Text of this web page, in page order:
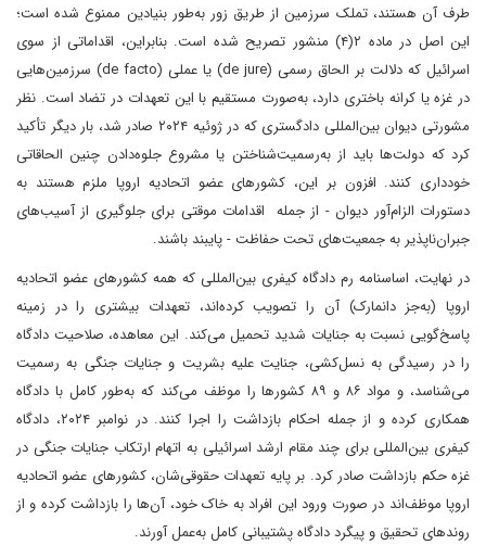
طرف آن هستند، تملک سرزمین از طریق زور به‌طور بنیادین ممنوع شده است؛
این اصل در ماده ۲(۴) منشور تصریح شده است. بنابراین، اقداماتی از سوی
اسرائیل که دلالت بر الحاق رسمی (de jure) یا عملی (de facto) سرزمین‌هایی
در غزه یا کرانه باختری دارد، به‌صورت مستقیم با این تعهدات در تضاد است. نظر
مشورتی دیوان بین‌المللی دادگستری که در ژوئیه ۲۰۲۴ صادر شد، بار دیگر تأکید
کرد که دولت‌ها باید از به‌رسمیت‌شناختن یا مشروع‌ جلوه‌دادن چنین الحاقاتی
خودداری کنند. افزون بر این، کشورهای عضو اتحادیه اروپا ملزم هستند به
دستورات الزام‌آور دیوان - از جمله اقدامات موقتی برای جلوگیری از آسیب‌های
جبران‌ناپذیر به جمعیت‌های تحت حفاظت - پایبند باشند.
در نهایت، اساسنامه رم دادگاه کیفری بین‌المللی که همه کشورهای عضو اتحادیه
اروپا (به‌جز دانمارک) آن را تصویب کرده‌اند، تعهدات بیشتری را در زمینه
پاسخ‌گویی نسبت به جنایات شدید تحمیل می‌کند. این معاهده، صلاحیت دادگاه
را در رسیدگی به نسل‌کشی، جنایت علیه بشریت و جنایات جنگی به رسمیت
می‌شناسد، و مواد ۸۶ و ۸۹ کشورها را موظف می‌کند که به‌طور کامل با دادگاه
همکاری کرده و از جمله احکام بازداشت را اجرا کنند. در نوامبر ۲۰۲۴، دادگاه
کیفری بین‌المللی برای چند مقام ارشد اسرائیلی به اتهام ارتکاب جنایات جنگی در
غزه حکم بازداشت صادر کرد. بر پایه تعهدات حقوقی‌شان، کشورهای عضو اتحادیه
اروپا موظف‌اند در صورت ورود این افراد به خاک خود، آن‌ها را بازداشت کرده و از
روندهای تحقیق و پیگرد دادگاه پشتیبانی کامل به‌عمل آورند.